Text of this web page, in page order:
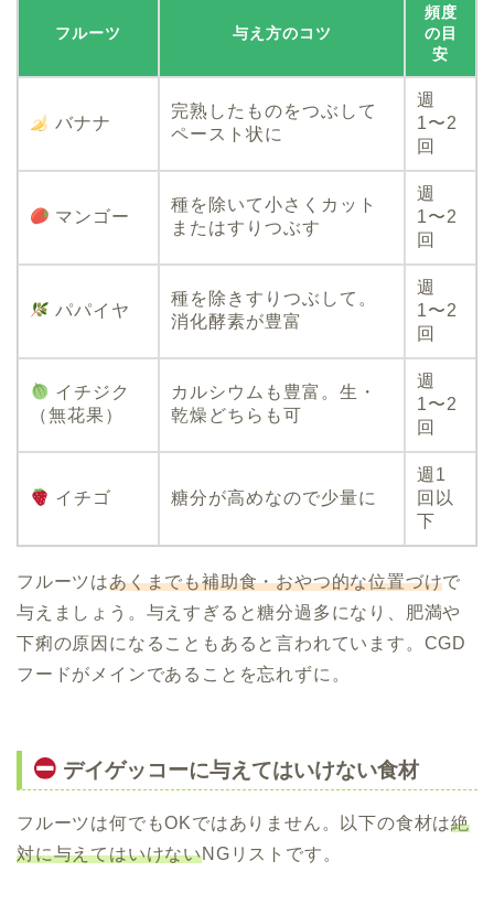
フルーツ 与え方のコツ
頻度
の目
安
バナナ
完熟したものをつぶして
ペースト状に
週
1〜2
回
マンゴー
種を除いて小さくカット
またはすりつぶす
週
1〜2
回
パパイヤ
種を除きすりつぶして。
消化酵素が豊富
週
1〜2
回
イチジク
（無花果）
カルシウムも豊富。生・
乾燥どちらも可
週
1〜2
回
イチゴ 糖分が高めなので少量に
週1
回以
下
フルーツはあくまでも補助食・おやつ的な位置づけで
与えましょう。与えすぎると糖分過多になり、肥満や
下痢の原因になることもあると言われています。CGD
フードがメインであることを忘れずに。
デイゲッコーに与えてはいけない食材
フルーツは何でもOKではありません。以下の食材は絶
対に与えてはいけないNGリストです。